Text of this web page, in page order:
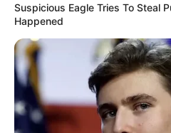
Suspicious Eagle Tries To Steal
Happened